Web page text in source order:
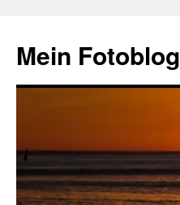
springen
Mein Fotoblog